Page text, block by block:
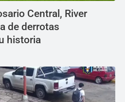
Central, River
de derrotas
historia